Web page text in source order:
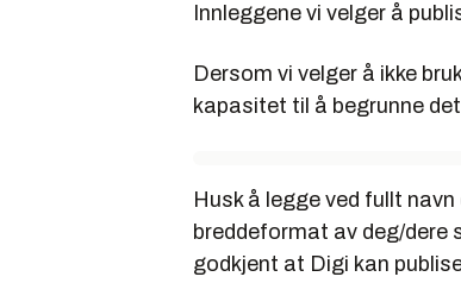
Innleggene vi velger å
Dersom vi velger å ikke
kapasitet til å begrunne
Husk å legge ved fullt
breddeformat av deg/dere
godkjent at Digi kan